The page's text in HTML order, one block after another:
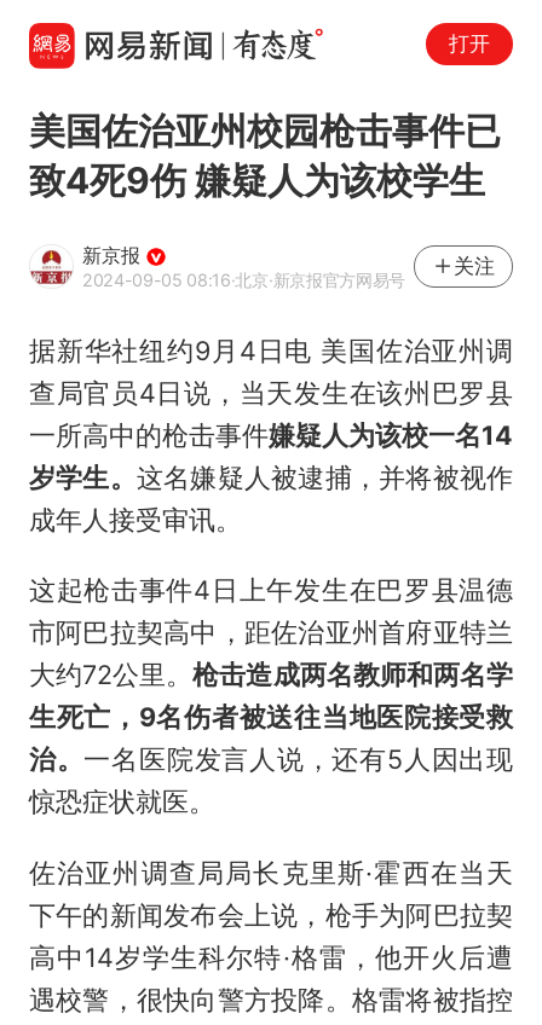
打开
美国佐治亚州校园枪击事件已
致4死9伤 嫌疑人为该校学生
新京报
2024-09-05 08:16·北京·新京报官方网易号
关注
据新华社纽约9月4日电 美国佐治亚州调
查局官员4日说，当天发生在该州巴罗县
一所高中的枪击事件嫌疑人为该校一名14
岁学生。 这名嫌疑人被逮捕，并将被视作
成年人接受审讯。
这起枪击事件4日上午发生在巴罗县温德
市阿巴拉契高中，距佐治亚州首府亚特兰
大约72公里。枪击造成两名教师和两名学
生死亡，9名伤者被送往当地医院接受救
治。 一名医院发言人说，还有5人因出现
惊恐症状就医。
佐治亚州调查局局长克里斯·霍西在当天
下午的新闻发布会上说，枪手为阿巴拉契
高中14岁学生科尔特·格雷，他开火后遭
遇校警，很快向警方投降。格雷将被指控